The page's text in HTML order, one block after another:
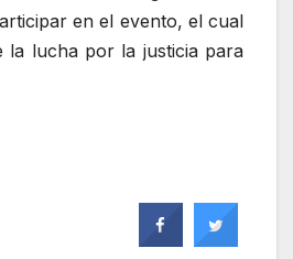
en el evento, el cual
la lucha por la justicia para